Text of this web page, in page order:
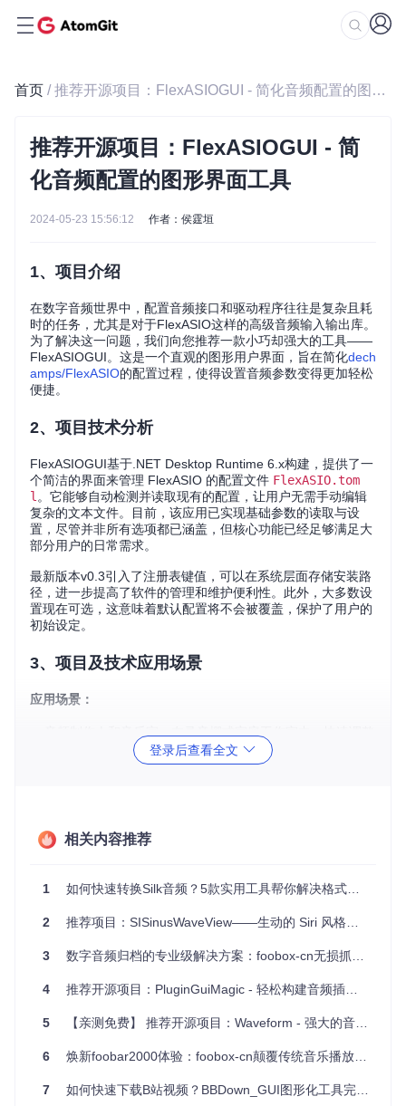
首页 / 推荐开源项目：FlexASIOGUI - 简化音频配置的图形界面工具
推荐开源项目：FlexASIOGUI - 简
化音频配置的图形界面工具
2024-05-23 15:56:12 作者：侯霆垣
1、项目介绍
在数字音频世界中，配置音频接口和驱动程序往往是复杂且耗
时的任务，尤其是对于FlexASIO这样的高级音频输入输出库。
为了解决这一问题，我们向您推荐一款小巧却强大的工具——
FlexASIOGUI。这是一个直观的图形用户界面，旨在简化dech
amps/FlexASIO的配置过程，使得设置音频参数变得更加轻松
便捷。
2、项目技术分析
FlexASIOGUI基于.NET Desktop Runtime 6.x构建，提供了一
个简洁的界面来管理 FlexASIO 的配置文件 FlexASIO.tom
l 。它能够自动检测并读取现有的配置，让用户无需手动编辑
复杂的文本文件。目前，该应用已实现基础参数的读取与设
置，尽管并非所有选项都已涵盖，但核心功能已经足够满足大
部分用户的日常需求。
最新版本v0.3引入了注册表键值，可以在系统层面存储安装路
径，进一步提高了软件的管理和维护便利性。此外，大多数设
置现在可选，这意味着默认配置将不会被覆盖，保护了用户的
初始设定。
3、项目及技术应用场景
应用场景：
音频设备设置以获得最佳音质。
开发者和调试者：测试不同的音频驱动和硬件组合时，灵活
技术应用场景：
.NET生态系统的示例应用：对于学习和实践.NET桌面开发
GUI设计：展示如何创建简单易用的配置界面，用于管理底
4、项目特点
简洁易用：界面直观，使复杂的音频配置变得轻松。
作。
效稳定运行。
登录后查看全文
相关内容推荐
1 如何快速转换Silk音频？5款实用工具帮你解决格式兼容问题
2 推荐项目：SISinusWaveView——生动的 Siri 风格声音波纹视图
3 数字音频归档的专业级解决方案：foobox-cn无损抓轨全攻略
4 推荐开源项目：PluginGuiMagic - 轻松构建音频插件GUI的魔法工具
5 【亲测免费】 推荐开源项目：Waveform - 强大的音频波形可视化工具
6 焕新foobar2000体验：foobox-cn颠覆传统音乐播放界面的3大革新
7 如何快速下载B站视频？BBDown_GUI图形化工具完整使用指南